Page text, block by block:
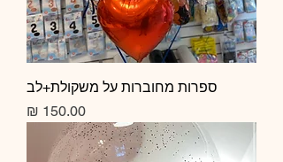
ספרות מחוברות על משקולת+לב
מחיר